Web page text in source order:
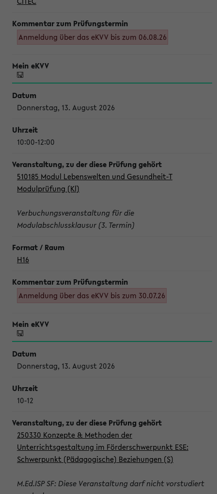
Anmeldung über das eKVV bis zum 06.08.26
Donnerstag, 13. August 2026
10:00-12:00
510185 Modul Lebenswelten und Gesundheit-T
Modulprüfung (Kl)
Verbuchungsveranstaltung für die
Modulabschlussklausur (3. Termin)
H16
Anmeldung über das eKVV bis zum 30.07.26
Donnerstag, 13. August 2026
10-12
250330 Konzepte & Methoden der
Unterrichtsgestaltung im Förderschwerpunkt ESE:
Schwerpunkt (Pädagogische) Beziehungen (S)
M.Ed.ISP SF: Diese Veranstaltung darf nicht vorstudiert